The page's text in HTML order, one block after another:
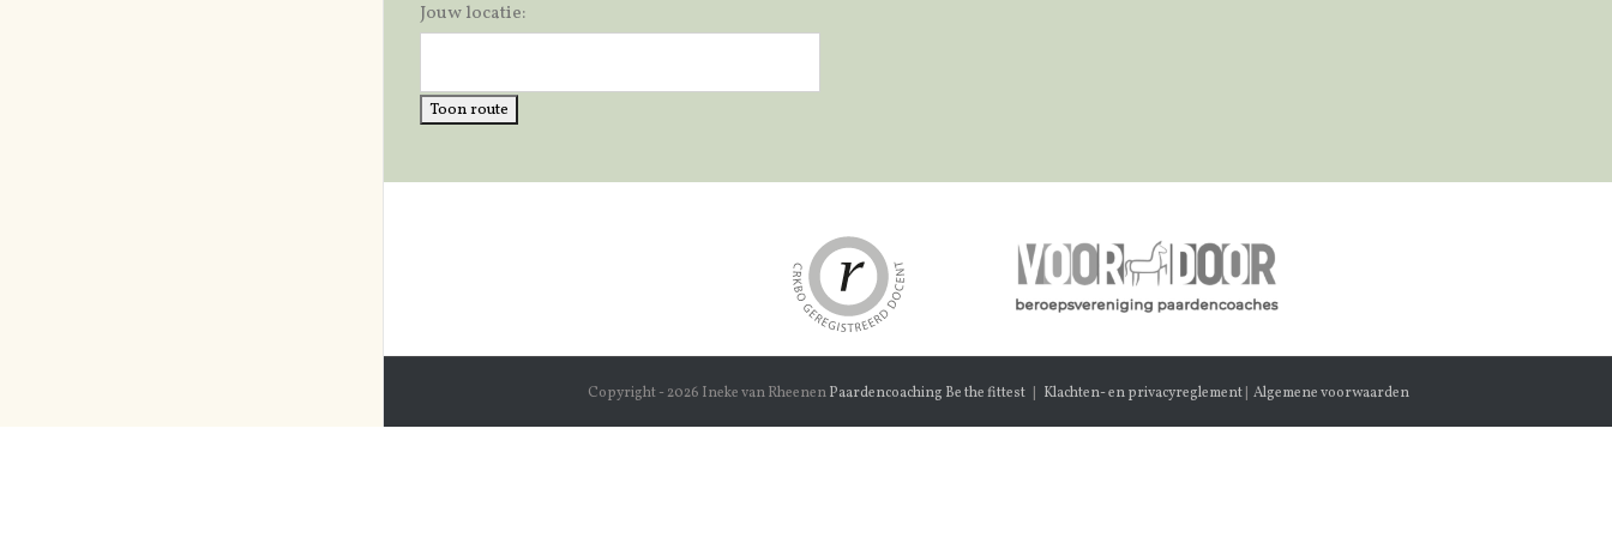
Jouw locatie:
Copyright - 2026 Ineke van RheenenPaardencoaching Be the fittest| Klachten- en privacyreglement| Algemene voorwaarden